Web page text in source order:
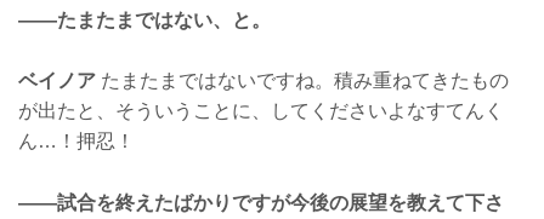
——たまたまではない、と。
ベイノア たまたまではないですね。積み重ねてきたもの
が出たと、そういうことに、してくださいよなすてんく
ん…！押忍！
——試合を終えたばかりですが今後の展望を教えて下さ